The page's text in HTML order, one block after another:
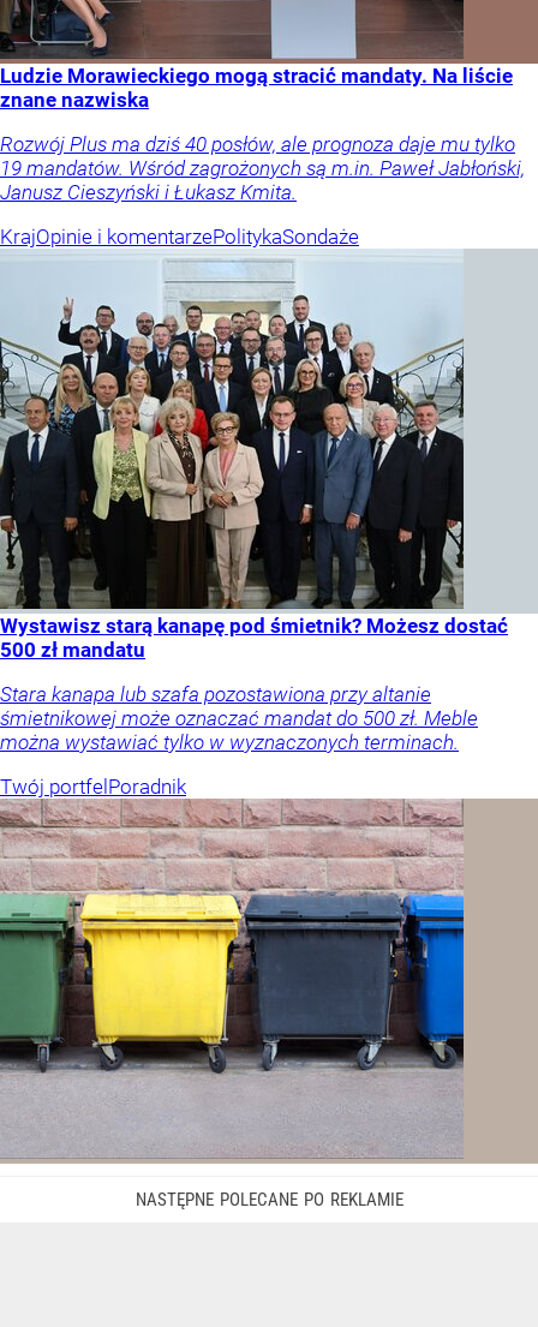
Ludzie Morawieckiego mogą stracić mandaty. Na liście
znane nazwiska
Rozwój Plus ma dziś 40 posłów, ale prognoza daje mu tylko
19 mandatów. Wśród zagrożonych są m.in. Paweł Jabłoński,
Janusz Cieszyński i Łukasz Kmita.
KrajOpinie i komentarzePolitykaSondaże
Wystawisz starą kanapę pod śmietnik? Możesz dostać
500 zł mandatu
Stara kanapa lub szafa pozostawiona przy altanie
śmietnikowej może oznaczać mandat do 500 zł. Meble
można wystawiać tylko w wyznaczonych terminach.
Twój portfel Poradnik